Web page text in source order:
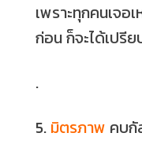
เพราะทุกคนเจอ
ก่อน ก็จะได้เปรีย
.
5. มิตรภาพ คบกั